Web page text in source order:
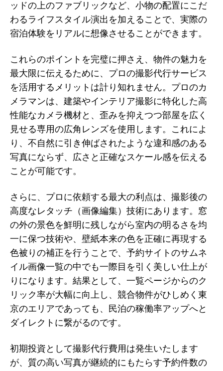
ッドの上のファブリックなど、小物の配置にこだ
わるライフスタイル演出を加えることで、実際の
宿泊体験をリアルに想像させることができます。
これらのポイントを完璧に押さえ、物件の魅力を
最大限に伝えるために、プロの撮影代行サービス
を活用するメリットは計り知れません。プロのカ
メラマンは、建築やインテリア撮影に特化した高
性能なカメラ機材と、歪みを抑えつつ部屋を広く
見せる専用の広角レンズを使用します。これによ
り、不自然に引き伸ばされたような違和感のある
写真にならず、広さと正確なスケール感を伝える
ことが可能です。
さらに、プロに依頼する最大の利点は、撮影後の
高度なレタッチ（画像編集）技術にあります。窓
の外の景色を鮮明に残しながら室内の明るさを均
一に保つ技術や、壁紙本来の色を正確に再現する
色被りの補正を行うことで、予約サイトのサムネ
イル画像一覧の中でも一際目を引く美しい仕上が
りになります。結果として、一覧ページからのク
リック率が大幅に向上し、競合物件がひしめく東
京のエリアであっても、民泊の稼働率アップへと
ダイレクトに繋がるのです。
初期投資として撮影代行費用は発生いたします
が、質の高い写真が継続的にもたらす予約件数の